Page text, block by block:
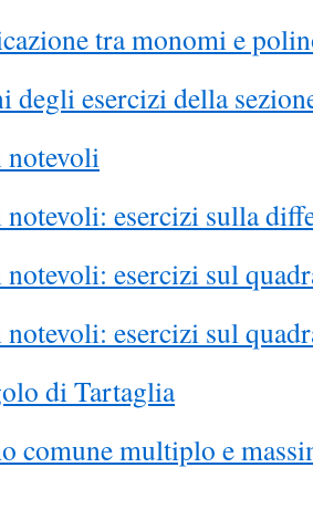
tra monomi e
degli esercizi della
esercizi sulla
esercizi sul
esercizi sul
di Tartaglia
comune multiplo e